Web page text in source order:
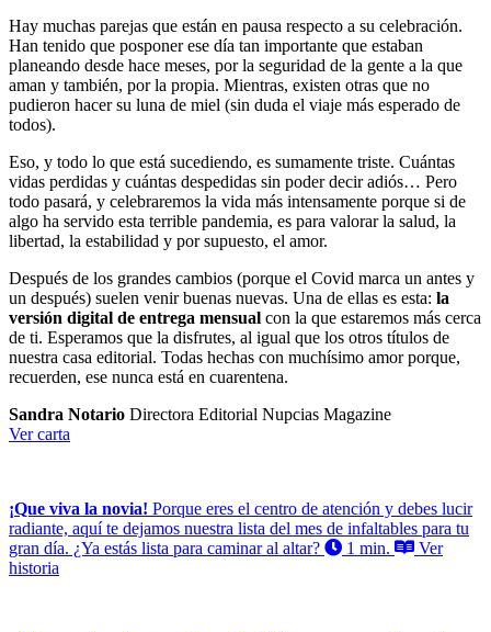
Hay muchas parejas que están en pausa respecto a su celebración.
Han tenido que posponer ese día tan importante que estaban
planeando desde hace meses, por la seguridad de la gente a la que
aman y también, por la propia. Mientras, existen otras que no
pudieron hacer su luna de miel (sin duda el viaje más esperado de
todos).
Eso, y todo lo que está sucediendo, es sumamente triste. Cuántas
vidas perdidas y cuántas despedidas sin poder decir adiós… Pero
todo pasará, y celebraremos la vida más intensamente porque si de
algo ha servido esta terrible pandemia, es para valorar la salud, la
libertad, la estabilidad y por supuesto, el amor.
Después de los grandes cambios (porque el Covid marca un antes y
un después) suelen venir buenas nuevas. Una de ellas es esta: la
versión digital de entrega mensual con la que estaremos más cerca
de ti. Esperamos que la disfrutes, al igual que los otros títulos de
nuestra casa editorial. Todas hechas con muchísimo amor porque,
recuerden, ese nunca está en cuarentena.
Sandra Notario Directora Editorial Nupcias Magazine
Ver carta
¡Que viva la novia! Porque eres el centro de atención y debes lucir
radiante, aquí te dejamos nuestra lista del mes de infaltables para tu
gran día. ¿Ya estás lista para caminar al altar?
1 min.
Ver
historia